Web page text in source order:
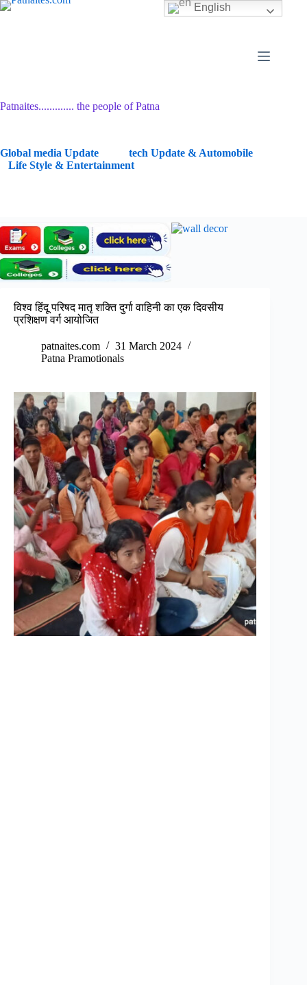
Skip
Patnaites............. the people of Patna
Global media Update
tech Update & Automobile
Life Style & Entertainment
विश्व हिंदू परिषद मातृ शक्ति दुर्गा वाहिनी का एक दिवसीय
प्रशिक्षण वर्ग आयोजित
patnaites.com
31 March 2024
Patna Pramotionals
English